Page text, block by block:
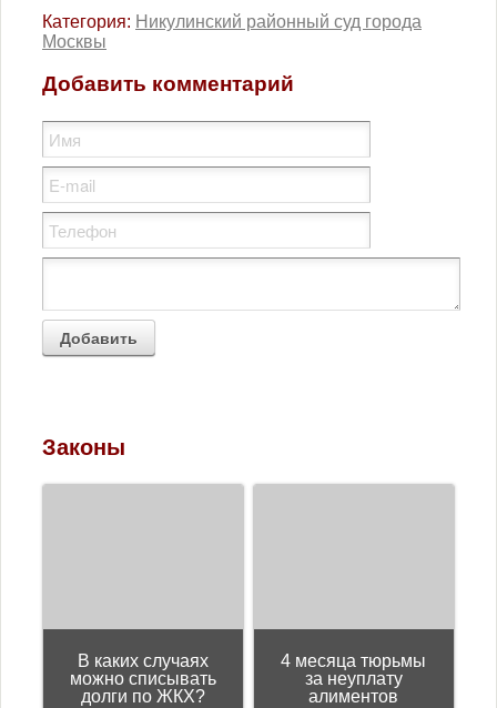
Хамовнический районный суд города Москвы
Черемушкинский районный суд города Москвы
Чертановский районный суд города Москвы
Щербинский районный суд города Москвы
Категория: Никулинский районный суд города
Москвы
Добавить комментарий
Законы
В каких случаях
можно списывать
долги по ЖКХ?
4 месяца тюрьмы
за неуплату
алиментов